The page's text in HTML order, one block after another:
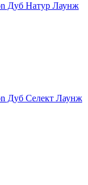
Дуб Натур Лаунж
Дуб Селект Лаунж